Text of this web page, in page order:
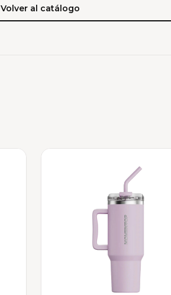
Volver al catálogo